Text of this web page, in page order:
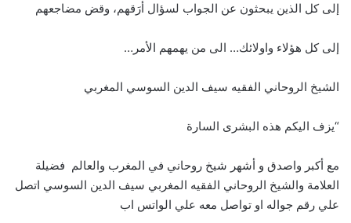
إلى كل الذين يبحثون عن الجواب لسؤال أرَقهم، وقض مضاجعهم
إلى كل هؤلاء واولائك… الى من يهمهم الأمر…
الشيخ الروحاني الفقيه سيف الدين السوسي المغربي
“يزف اليكم هذه البشرى السارة
مع أكبر واصدق و أشهر شيخ روحاني في المغرب والعالم فضيلة
العلامة والشيخ الروحاني الفقيه المغربي سيف الدين السوسي اتصل
علي رقم جواله او تواصل معه علي الواتس اب